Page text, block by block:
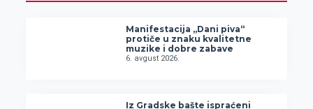
Manifestacija „Dani piva“
protiče u znaku kvalitetne
muzike i dobre zabave
6. avgust 2026.
Iz Gradske bašte ispraćeni